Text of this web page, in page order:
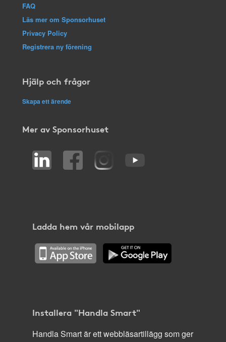
FAQ
Läs mer om Sponsorhuset
Privacy Policy
Registrera ny förening
Hjälp och frågor
Skapa ett ärende
Mer av Sponsorhuset
Ladda hem vår mobilapp
Installera "Handla Smart"
Handla Smart är ett webbläsartillägg som ger